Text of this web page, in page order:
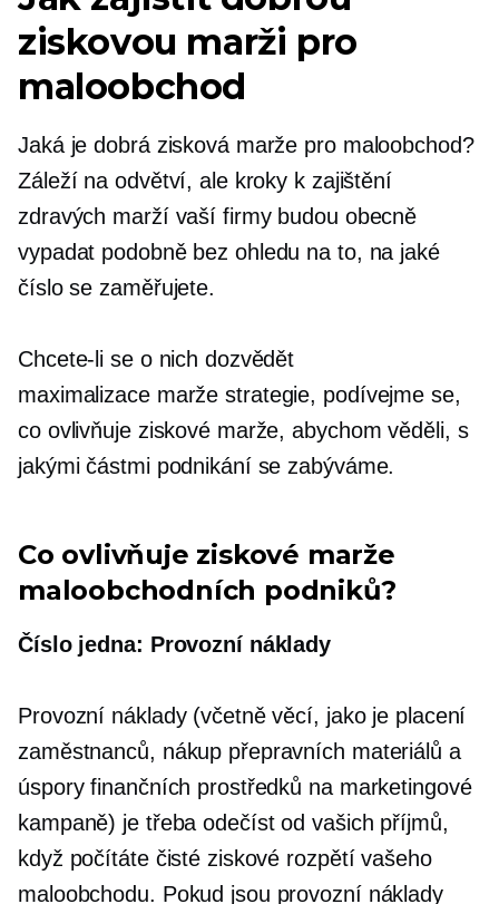
ziskovou marži pro
maloobchod
Jaká je dobrá zisková marže pro maloobchod?
Záleží na odvětví, ale kroky k zajištění
zdravých marží vaší firmy budou obecně
vypadat podobně bez ohledu na to, na jaké
číslo se zaměřujete.
Chcete-li se o nich dozvědět
maximalizace marže strategie, podívejme se,
co ovlivňuje ziskové marže, abychom věděli, s
jakými částmi podnikání se zabýváme.
Co ovlivňuje ziskové marže
maloobchodních podniků?
Číslo jedna: Provozní náklady
Provozní náklady (včetně věcí, jako je placení
zaměstnanců, nákup přepravních materiálů a
úspory finančních prostředků na marketingové
kampaně) je třeba odečíst od vašich příjmů,
když počítáte čisté ziskové rozpětí vašeho
maloobchodu. Pokud jsou provozní náklady